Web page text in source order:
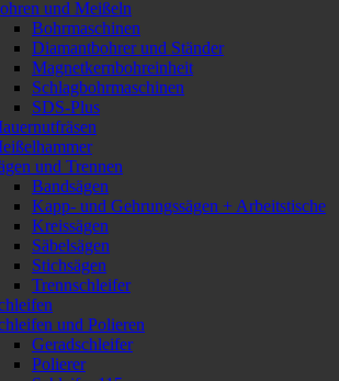
und Meißeln
Bohrmaschinen
Diamantbohrer und Ständer
Magnetkernbohreinheit
Schlagbohrmaschinen
SDS-Plus
und Trennen
Bandsägen
Kapp- und Gehrungssägen + Arbeitstische
Kreissägen
Säbelsägen
Stichsägen
Trennschleifer
und Polieren
Geradschleifer
Polierer